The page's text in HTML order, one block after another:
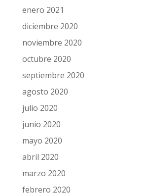
enero 2021
diciembre 2020
noviembre 2020
octubre 2020
septiembre 2020
agosto 2020
julio 2020
junio 2020
mayo 2020
abril 2020
marzo 2020
febrero 2020